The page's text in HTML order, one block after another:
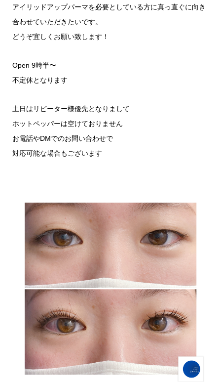
アイリッドアップパーマを必要としている方に真っ直ぐに向き
合わせていただきたいです。
どうぞ宜しくお願い致します！
Open 9時半〜
不定休となります
土日はリピーター様優先となりまして
ホットペッパーは空けておりません
お電話やDMでのお問い合わせで
対応可能な場合もございます